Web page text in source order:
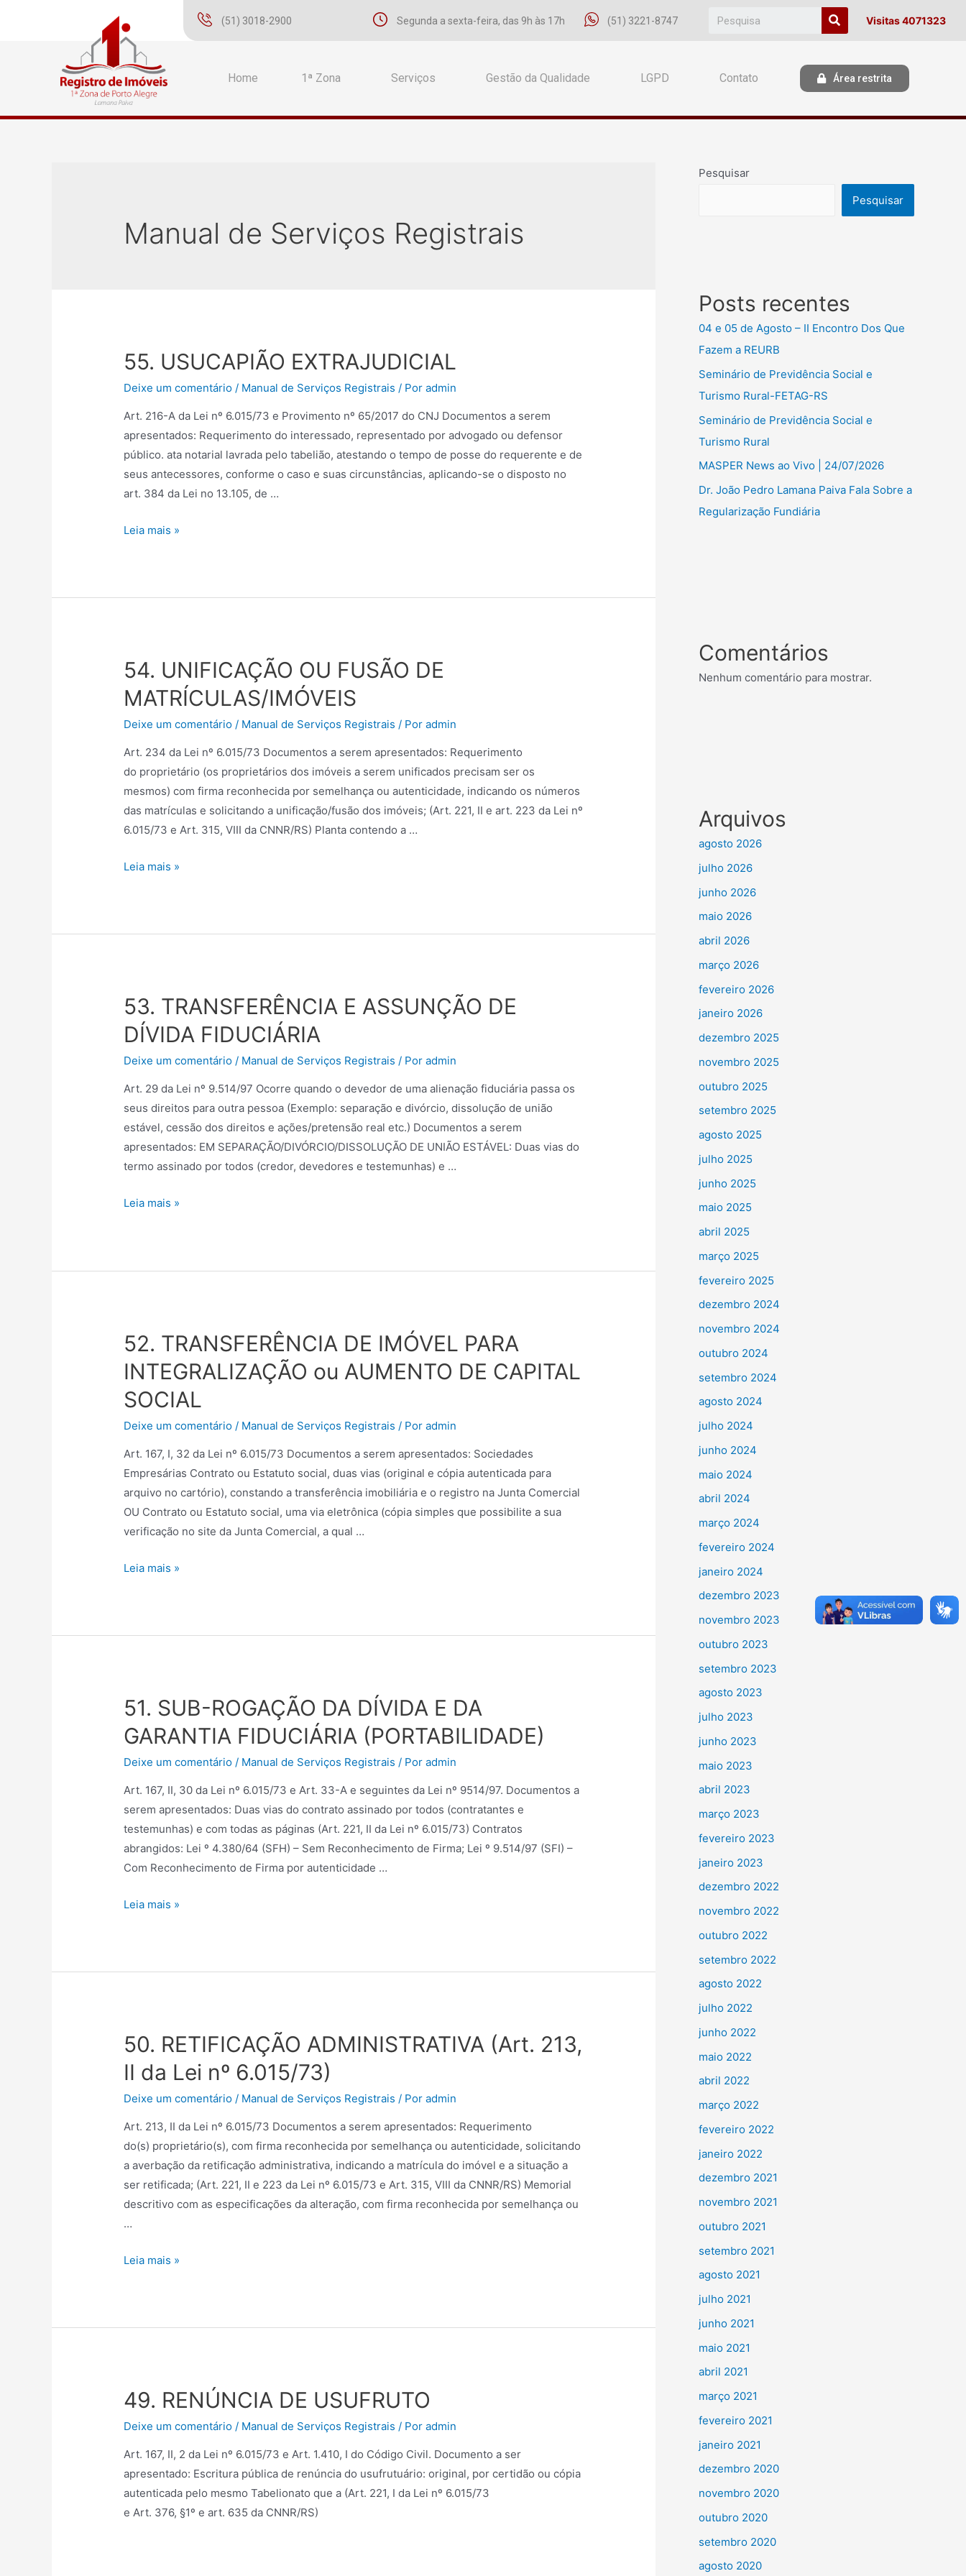
(51) 3018-2900 Segunda a sexta-feira, das 9h às 17h (51) 3221-8747 Visitas 4071323
Home 1ª Zona Serviços Gestão da Qualidade LGPD Contato Área restrita
Manual de Serviços Registrais
55. USUCAPIÃO EXTRAJUDICIAL
Deixe um comentário / Manual de Serviços Registrais / Poradmin
Art. 216-A da Lei nº 6.015/73 e Provimento nº 65/2017 do CNJ Documentos a serem
apresentados: Requerimento do interessado, representado por advogado ou defensor
público. ata notarial lavrada pelo tabelião, atestando o tempo de posse do requerente e de
seus antecessores, conforme o caso e suas circunstâncias, aplicando-se o disposto no
art. 384 da Lei no 13.105, de …
Leia mais »
54. UNIFICAÇÃO OU FUSÃO DE
MATRÍCULAS/IMÓVEIS
Deixe um comentário / Manual de Serviços Registrais / Poradmin
Art. 234 da Lei nº 6.015/73 Documentos a serem apresentados: Requerimento
do proprietário (os proprietários dos imóveis a serem unificados precisam ser os
mesmos) com firma reconhecida por semelhança ou autenticidade, indicando os números
das matrículas e solicitando a unificação/fusão dos imóveis; (Art. 221, II e art. 223 da Lei nº
6.015/73 e Art. 315, VIII da CNNR/RS) Planta contendo a …
Leia mais »
53. TRANSFERÊNCIA E ASSUNÇÃO DE
DÍVIDA FIDUCIÁRIA
Deixe um comentário / Manual de Serviços Registrais / Poradmin
Art. 29 da Lei nº 9.514/97 Ocorre quando o devedor de uma alienação fiduciária passa os
seus direitos para outra pessoa (Exemplo: separação e divórcio, dissolução de união
estável, cessão dos direitos e ações/pretensão real etc.) Documentos a serem
apresentados: EM SEPARAÇÃO/DIVÓRCIO/DISSOLUÇÃO DE UNIÃO ESTÁVEL: Duas vias do
termo assinado por todos (credor, devedores e testemunhas) e …
Leia mais »
52. TRANSFERÊNCIA DE IMÓVEL PARA
INTEGRALIZAÇÃO ou AUMENTO DE CAPITAL
SOCIAL
Deixe um comentário / Manual de Serviços Registrais / Poradmin
Art. 167, I, 32 da Lei nº 6.015/73 Documentos a serem apresentados: Sociedades
Empresárias Contrato ou Estatuto social, duas vias (original e cópia autenticada para
arquivo no cartório), constando a transferência imobiliária e o registro na Junta Comercial
OU Contrato ou Estatuto social, uma via eletrônica (cópia simples que possibilite a sua
verificação no site da Junta Comercial, a qual …
Leia mais »
51. SUB-ROGAÇÃO DA DÍVIDA E DA
GARANTIA FIDUCIÁRIA (PORTABILIDADE)
Deixe um comentário / Manual de Serviços Registrais / Poradmin
Art. 167, II, 30 da Lei nº 6.015/73 e Art. 33-A e seguintes da Lei nº 9514/97. Documentos a
serem apresentados: Duas vias do contrato assinado por todos (contratantes e
testemunhas) e com todas as páginas (Art. 221, II da Lei nº 6.015/73) Contratos
abrangidos: Lei º 4.380/64 (SFH) – Sem Reconhecimento de Firma; Lei º 9.514/97 (SFI) –
Com Reconhecimento de Firma por autenticidade …
Leia mais »
50. RETIFICAÇÃO ADMINISTRATIVA (Art. 213,
II da Lei nº 6.015/73)
Deixe um comentário / Manual de Serviços Registrais / Poradmin
Art. 213, II da Lei nº 6.015/73 Documentos a serem apresentados: Requerimento
do(s) proprietário(s), com firma reconhecida por semelhança ou autenticidade, solicitando
a averbação da retificação administrativa, indicando a matrícula do imóvel e a situação a
ser retificada; (Art. 221, II e 223 da Lei nº 6.015/73 e Art. 315, VIII da CNNR/RS) Memorial
descritivo com as especificações da alteração, com firma reconhecida por semelhança ou
…
Leia mais »
49. RENÚNCIA DE USUFRUTO
Deixe um comentário / Manual de Serviços Registrais / Poradmin
Art. 167, II, 2 da Lei nº 6.015/73 e Art. 1.410, I do Código Civil. Documento a ser
apresentado: Escritura pública de renúncia do usufrutuário: original, por certidão ou cópia
autenticada pelo mesmo Tabelionato que a (Art. 221, I da Lei nº 6.015/73
e Art. 376, §1º e art. 635 da CNNR/RS)
Pesquisar
Pesquisar
Posts recentes
04 e 05 de Agosto – II Encontro Dos Que
Fazem a REURB
Seminário de Previdência Social e
Turismo Rural-FETAG-RS
Seminário de Previdência Social e
Turismo Rural
MASPER News ao Vivo | 24/07/2026
Dr. João Pedro Lamana Paiva Fala Sobre a
Regularização Fundiária
Comentários
Nenhum comentário para mostrar.
Arquivos
agosto 2026
julho 2026
junho 2026
maio 2026
abril 2026
março 2026
fevereiro 2026
janeiro 2026
dezembro 2025
novembro 2025
outubro 2025
setembro 2025
agosto 2025
julho 2025
junho 2025
maio 2025
abril 2025
março 2025
fevereiro 2025
dezembro 2024
novembro 2024
outubro 2024
setembro 2024
agosto 2024
julho 2024
junho 2024
maio 2024
abril 2024
março 2024
fevereiro 2024
janeiro 2024
dezembro 2023
novembro 2023
outubro 2023
setembro 2023
agosto 2023
julho 2023
junho 2023
maio 2023
abril 2023
março 2023
fevereiro 2023
janeiro 2023
dezembro 2022
novembro 2022
outubro 2022
setembro 2022
agosto 2022
julho 2022
junho 2022
maio 2022
abril 2022
março 2022
fevereiro 2022
janeiro 2022
dezembro 2021
novembro 2021
outubro 2021
setembro 2021
agosto 2021
julho 2021
junho 2021
maio 2021
abril 2021
março 2021
fevereiro 2021
janeiro 2021
dezembro 2020
novembro 2020
outubro 2020
setembro 2020
agosto 2020